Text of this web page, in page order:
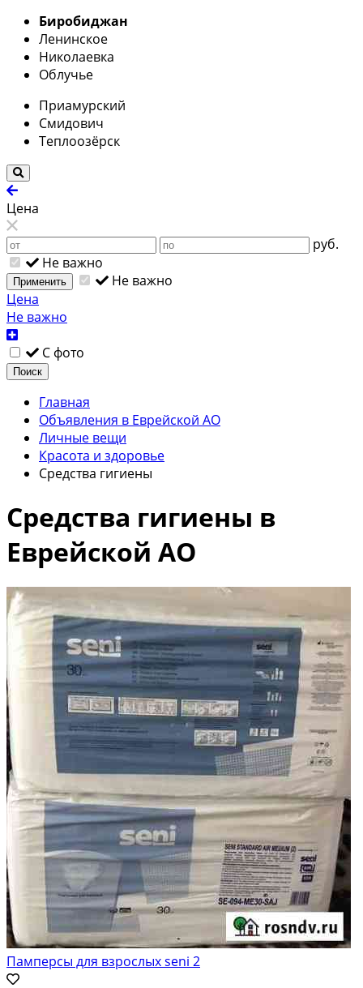
Биробиджан
Ленинское
Николаевка
Облучье
Приамурский
Смидович
Теплоозёрск
Цена
руб.
Не важно
Применить
Не важно
Цена
Не важно
С фото
Поиск
Главная
Объявления в Еврейской АО
Личные вещи
Красота и здоровье
Средства гигиены
Средства гигиены в
Еврейской АО
Памперсы для взрослых seni 2